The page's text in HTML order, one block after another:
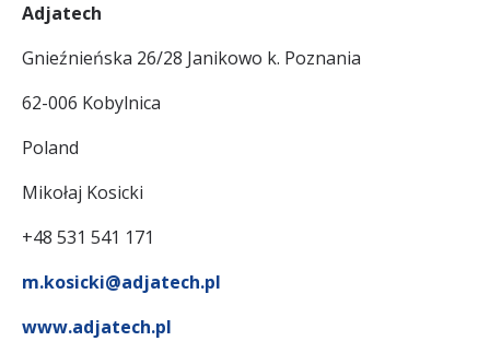
Adjatech
Gnieźnieńska 26/28 Janikowo k. Poznania
62-006 Kobylnica
Poland
Mikołaj Kosicki
+48 531 541 171
m.kosicki@adjatech.pl
www.adjatech.pl